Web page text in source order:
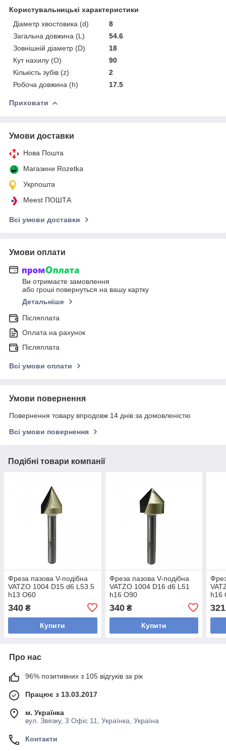
Користувальницькі характеристики
Діаметр хвостовика (d)
8
Загальна довжина (L)
54.6
Зовнішній діаметр (D)
18
Кут нахилу (O)
90
Кількість зубів (z)
2
Робоча довжина (h)
17.5
Приховати
Умови доставки
Нова Пошта
Магазини Rozetka
Укрпошта
Meest ПОШТА
Всі умови доставки
Умови оплати
Ви отримаєте замовлення
або гроші повернуться на вашу картку
Детальніше
Післяплата
Оплата на рахунок
Післяплата
Всі умови оплати
Умови повернення
Повернення товару впродовж 14 днів за домовленістю
Всі умови повернення
Подібні товари компанії
Фреза пазова V-подібна
VATZO 1004 D15 d6 L53.5
h13 O60
340 ₴
Купити
Фреза пазова V-подібна
VATZO 1004 D16 d6 L51
h16 O90
340₴
Купити
h16
321
Про нас
96% позитивних з 105 відгуків за рік
Працює з 13.03.2017
м. Українка
вул. Звязку, 3 Офіс 11, Українка, Україна
Контакти